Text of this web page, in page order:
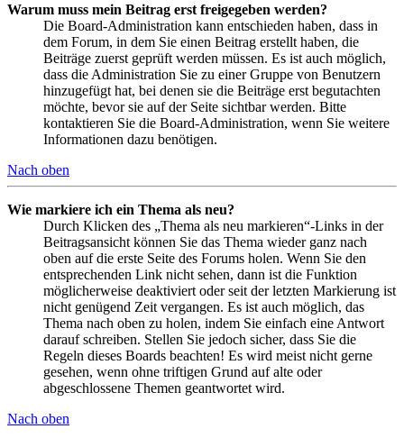
Warum muss mein Beitrag erst freigegeben werden?
Die Board-Administration kann entschieden haben, dass in
dem Forum, in dem Sie einen Beitrag erstellt haben, die
Beiträge zuerst geprüft werden müssen. Es ist auch möglich,
dass die Administration Sie zu einer Gruppe von Benutzern
hinzugefügt hat, bei denen sie die Beiträge erst begutachten
möchte, bevor sie auf der Seite sichtbar werden. Bitte
kontaktieren Sie die Board-Administration, wenn Sie weitere
Informationen dazu benötigen.
Nach oben
Wie markiere ich ein Thema als neu?
Durch Klicken des „Thema als neu markieren“-Links in der
Beitragsansicht können Sie das Thema wieder ganz nach
oben auf die erste Seite des Forums holen. Wenn Sie den
entsprechenden Link nicht sehen, dann ist die Funktion
möglicherweise deaktiviert oder seit der letzten Markierung ist
nicht genügend Zeit vergangen. Es ist auch möglich, das
Thema nach oben zu holen, indem Sie einfach eine Antwort
darauf schreiben. Stellen Sie jedoch sicher, dass Sie die
Regeln dieses Boards beachten! Es wird meist nicht gerne
gesehen, wenn ohne triftigen Grund auf alte oder
abgeschlossene Themen geantwortet wird.
Nach oben